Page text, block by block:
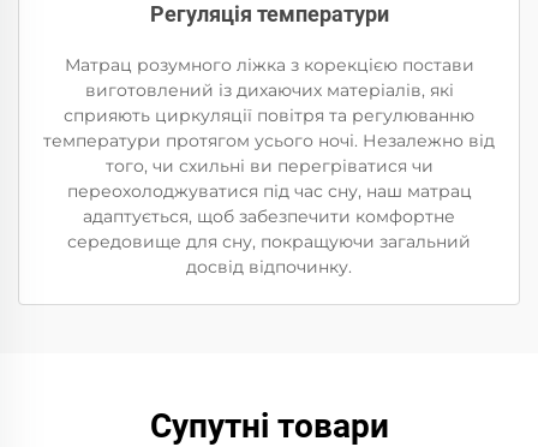
Регуляція температури
Матрац розумного ліжка з корекцією постави
виготовлений із дихаючих матеріалів, які
сприяють циркуляції повітря та регулюванню
температури протягом усього ночі. Незалежно від
того, чи схильні ви перегріватися чи
переохолоджуватися під час сну, наш матрац
адаптується, щоб забезпечити комфортне
середовище для сну, покращуючи загальний
досвід відпочинку.
Супутні товари